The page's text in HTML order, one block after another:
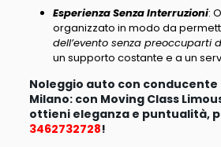
Esperienza Senza Interruzioni:
organizzato in modo da
dell’evento senza preoccuparti
un supporto costante e a un
Noleggio auto con
Milano: con Moving Class
ottieni eleganza e puntualità,
3462732728!